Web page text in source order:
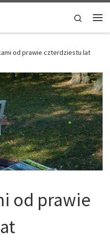
Search
od prawie czterdziestu lat
od prawie